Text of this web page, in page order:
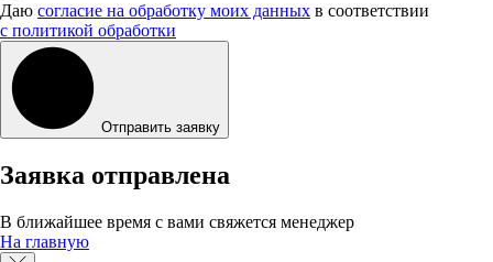
Даю согласие на обработку моих данных в соответствии
с политикой обработки
Отправить заявку
Заявка отправлена
В ближайшее время с вами свяжется менеджер
На главную